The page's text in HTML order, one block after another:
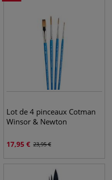
Lot de 4 pinceaux Cotman
Winsor & Newton
17,95 € 23,95€